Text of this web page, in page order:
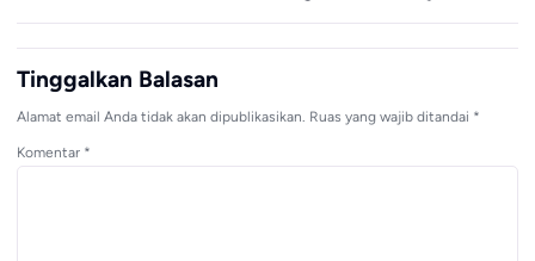
Tinggalkan Balasan
Alamat email Anda tidak akan dipublikasikan. Ruas yang wajib ditandai *
Komentar *